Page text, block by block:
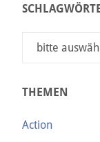
THEMEN
Action